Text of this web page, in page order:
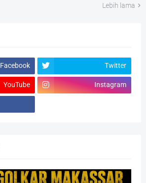
Lebih lama
Facebook Twitter
YouTube Instagram